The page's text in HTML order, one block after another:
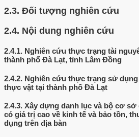
2.3. Đối tượng nghiên cứu
2.4. Nội dung nghiên cứu
2.4.1. Nghiên cứu thực trạng tài
thành phố Đà Lạt, tỉnh Lâm Đồng
2.4.2. Nghiên cứu thực trạng sử
thực vật tại thành phố Đà Lạt
2.4.3. Xây dựng danh lục và bộ cơ
có giá trị cao về kinh tế và bảo tồn,
dụng trên địa bàn